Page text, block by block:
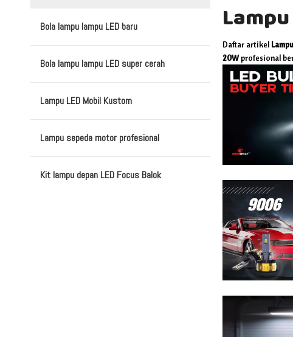
Bola lampu lampu LED baru
Bola lampu lampu LED super cerah
Lampu LED Mobil Kustom
Lampu sepeda motor profesional
Kit lampu depan LED Focus Balok
Daftar artikel
20Wprofesional